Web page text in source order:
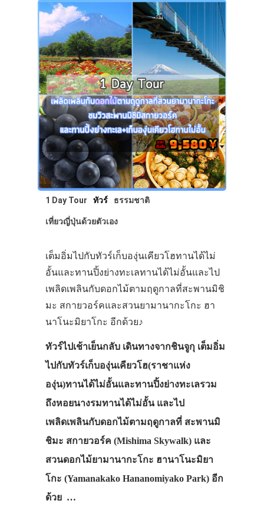
1 Day Tour ทัวร์ ธรรมชาติ
เที่ยวญี่ปุ่นด้วยตัวเอง
เต็มอิ่มไปกับทัวร์เก็บองุ่นเคียวโฮทานได้ไม่
อั้นและทานปิ้งย่างทะเลทานได้ไม่อั้นและไป
เพลิดเพลินกับดอกไม้ตามฤดูกาลที่สะพานมิชิ
มะ สกายวอร์คและสวนยามานากะโกะ ฮา
นาโนะมิยาโกะ อีกด้วย♪
ทัวร์ไปเช้าเย็นกลับ เดินทางจากชินจูกุ เต็มอิ่ม
ไปกับทัวร์เก็บองุ่นเคียวโฮ(ราชาแห่ง
องุ่น)ทานได้ไม่อั้นและทานปิ้งย่างทะเลรวม
ถึงหอยนางรมทานได้ไม่อั้น และไป
เพลิดเพลินกับดอกไม้ตามฤดูกาลที่ สะพานมิ
ชิมะ สกายวอร์ค (Mishima Skywalk) และ
สวนดอกไม้ยามานากะโกะ ฮานาโนะมิยา
โกะ (Yamanakako Hananomiyako Park) อีก
ด้วย …